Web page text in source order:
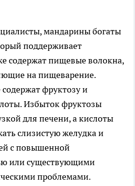
мандарины богаты
поддерживает
содержат пищевые волокна,
на пищеварение.
фруктозу и
Избыток фруктозы
для печени, а кислоты
слизистую желудка и
с повышенной
или существующими
проблемами.